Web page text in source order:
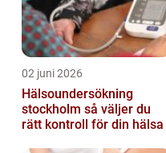
02 juni 2026
Hälsoundersökning
stockholm så väljer du
rätt kontroll för din hälsa